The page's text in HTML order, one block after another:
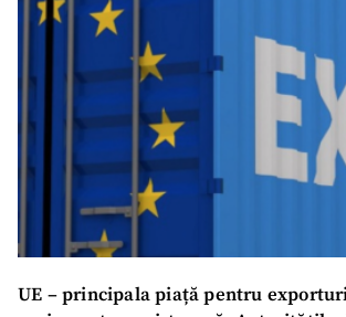
UE – principala piață pentru